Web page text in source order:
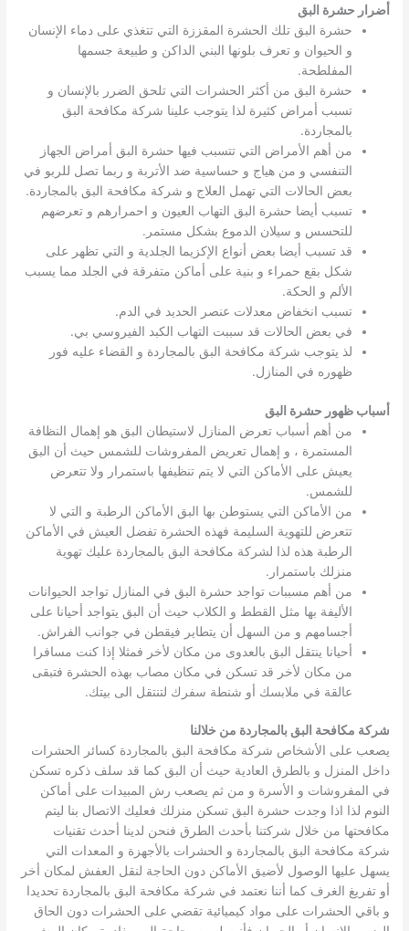
أضرار حشرة البق
حشرة البق تلك الحشرة المقززة التي تتغذي على دماء الإنسان
و الحيوان و تعرف بلونها البني الداكن و طبيعة جسمها
المفلطحة.
حشرة البق من أكثر الحشرات التي تلحق الضرر بالإنسان و
تسبب أمراض كثيرة لذا يتوجب علينا شركة مكافحة البق
بالمجاردة.
من أهم الأمراض التي تتسبب فيها حشرة البق أمراض الجهاز
التنفسي و من هياج و حساسية ضد الأتربة و ربما تصل للربو في
بعض الحالات التي تهمل العلاج و شركة مكافحة البق بالمجاردة.
تسبب أيضا حشرة البق التهاب العيون و احمرارهم و تعرضهم
للتحسس و سيلان الدموع بشكل مستمر.
قد تسبب أيضا بعض أنواع الإكزيما الجلدية و التي تظهر على
شكل بقع حمراء و بنية على أماكن متفرقة في الجلد مما يسبب
الألم و الحكة.
تسبب انخفاض معدلات عنصر الحديد في الدم.
في بعض الحالات قد سببت التهاب الكبد الفيروسي بي.
لذ يتوجب شركة مكافحة البق بالمجاردة و القضاء عليه فور
ظهوره في المنازل.
أسباب ظهور حشرة البق
من أهم أسباب تعرض المنازل لاستيطان البق هو إهمال النظافة
المستمرة ، و إهمال تعريض المفروشات للشمس حيث أن البق
يعيش على الأماكن التي لا يتم تنظيفها باستمرار ولا تتعرض
للشمس.
من الأماكن التي يستوطن بها البق الأماكن الرطبة و التي لا
تتعرض للتهوية السليمة فهذه الحشرة تفضل العيش في الأماكن
الرطبة هذه لذا لشركة مكافحة البق بالمجاردة عليك تهوية
منزلك باستمرار.
من أهم مسببات تواجد حشرة البق في المنازل تواجد الحيوانات
الأليفة بها مثل القطط و الكلاب حيث أن البق يتواجد أحيانا على
أجسامهم و من السهل أن يتطاير فيقطن في جوانب الفراش.
أحيانا ينتقل البق بالعدوى من مكان لأخر فمثلا إذا كنت مسافرا
من مكان لأخر قد تسكن في مكان مصاب بهذه الحشرة فتبقى
عالقة في ملابسك أو شنطة سفرك لتنتقل الى بيتك.
شركة مكافحة البق بالمجاردة من خلالنا
يصعب على الأشخاص شركة مكافحة البق بالمجاردة كسائر الحشرات
داخل المنزل و بالطرق العادية حيث أن البق كما قد سلف ذكره تسكن
في المفروشات و الأسرة و من ثم يصعب رش المبيدات على أماكن
النوم لذا اذا وجدت حشرة البق تسكن منزلك فعليك الاتصال بنا ليتم
مكافحتها من خلال شركتنا بأحدث الطرق فنحن لدينا أحدث تقنيات
شركة مكافحة البق بالمجاردة و الحشرات بالأجهزة و المعدات التي
يسهل عليها الوصول لأضيق الأماكن دون الحاجة لنقل العفش لمكان أخر
أو تفريغ الغرف كما أننا نعتمد في شركة مكافحة البق بالمجاردة تحديدا
و باقي الحشرات على مواد كيميائية تقضي على الحشرات دون الحاق